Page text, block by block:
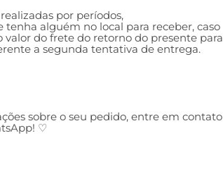
por períodos,
alguém no local para receber, caso
valor do frete do retorno do presente para
a segunda tentativa de entrega.
sobre o seu pedido, entre em contato
♡